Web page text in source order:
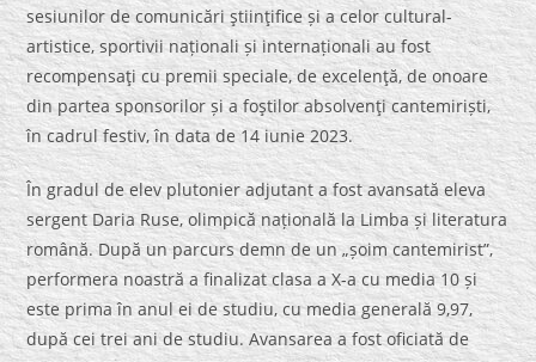
sesiunilor de comunicări ştiinţifice și a celor cultural-
artistice, sportivii naționali și internaționali au fost
recompensaţi cu premii speciale, de excelenţă, de onoare
din partea sponsorilor și a foştilor absolvenţi cantemiriști,
în cadrul festiv, în data de 14 iunie 2023.
În gradul de elev plutonier adjutant a fost avansată eleva
sergent Daria Ruse, olimpică națională la Limba și literatura
română. După un parcurs demn de un „șoim cantemirist”,
performera noastră a finalizat clasa a X-a cu media 10 și
este prima în anul ei de studiu, cu media generală 9,97,
după cei trei ani de studiu. Avansarea a fost oficiată de